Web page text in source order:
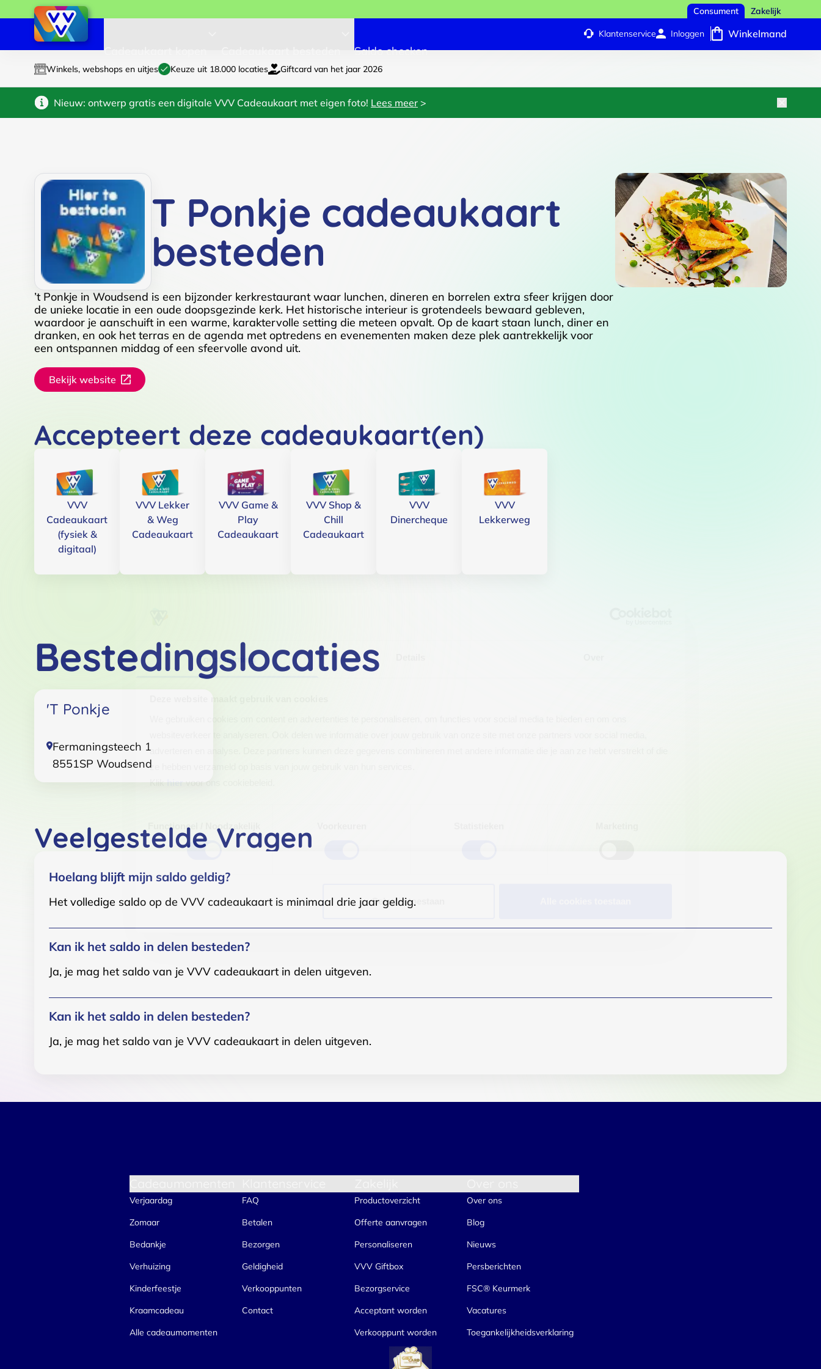
Toestemming
adverteren en analyse. Deze partners kunnen deze gegevens combineren met andere informatie die je aan ze hebt verstrekt of die
ze hebben verzameld op basis van jouw gebruik van hun services.
Klik hier voor ons cookiebeleid.
Functioneel / Noodzakelijk
Selectie toestaan
Consument Zakelijk
Saldo checken
Klantenservice Inloggen Winkelmand
Winkels, webshops en uitjes Keuze uit 18.000 locaties Giftcard van het jaar 2026
Nieuw: ontwerp gratis een digitale VVV Cadeaukaart met eigen foto! Lees meer >
T Ponkje cadeaukaart
besteden
’t Ponkje in Woudsend is een bijzonder kerkrestaurant waar lunchen, dineren en borrelen extra sfeer krijgen door
de unieke locatie in een oude doopsgezinde kerk. Het historische interieur is grotendeels bewaard gebleven,
waardoor je aanschuift in een warme, karaktervolle setting die meteen opvalt. Op de kaart staan lunch, diner en
dranken, en ook het terras en de agenda met optredens en evenementen maken deze plek aantrekkelijk voor
een ontspannen middag of een sfeervolle avond uit.
Bekijk website
Accepteert deze cadeaukaart(en)
VVV
Cadeaukaart
(fysiek &
digitaal)
VVV Lekker
& Weg
Cadeaukaart
VVV Game &
Play
Cadeaukaart
VVV Shop &
Chill
Cadeaukaart
VVV
Dinercheque
VVV
Lekkerweg
Bestedingslocaties
'T Ponkje
Fermaningsteech 1
8551SP Woudsend
Veelgestelde Vragen
Hoelang blijft mijn saldo geldig?
Het volledige saldo op de VVV cadeaukaart is minimaal drie jaar geldig.
Kan ik het saldo in delen besteden?
Ja, je mag het saldo van je VVV cadeaukaart in delen uitgeven.
Kan ik het saldo in delen besteden?
Ja, je mag het saldo van je VVV cadeaukaart in delen uitgeven.
Verjaardag
Zomaar
Bedankje
Verhuizing
Kinderfeestje
Kraamcadeau
Alle cadeaumomenten
FAQ
Betalen
Bezorgen
Geldigheid
Verkooppunten
Contact
Productoverzicht
Offerte aanvragen
Personaliseren
VVV Giftbox
Bezorgservice
Acceptant worden
Verkooppunt worden
Over ons
Blog
Nieuws
Persberichten
FSC® Keurmerk
Vacatures
Toegankelijkheidsverklaring